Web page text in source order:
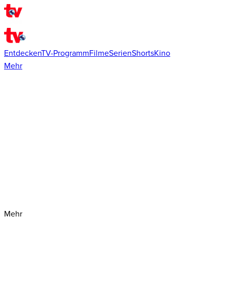
EntdeckenTV-ProgrammFilmeSerienShortsKino
Mehr
Mehr